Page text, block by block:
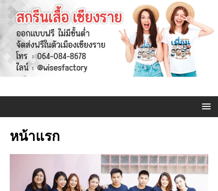
หน้าแรก